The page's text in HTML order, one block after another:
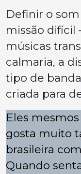
Definir o
missão difícil
músicas
calmaria, a
tipo de
criada para
Eles
gosta muito
brasileira
Quando